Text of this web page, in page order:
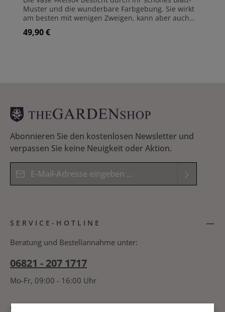
Muster und die wunderbare Farbgebung. Sie wirkt
am besten mit wenigen Zweigen, kann aber auch
'ohne' auskommen. Vase aus glasierter Keramik
Maße: (H)31 cm | ø26 cm Fuß mit Schonern zum
Regulärer Preis:
49,90 €
Abonnieren Sie den kostenlosen Newsletter und
verpassen Sie keine Neuigkeit oder Aktion.
E-Mail-Adresse*
Kenntnis genommen und die
Bitte geben Sie das Ergebnis der Gleichung in das
SERVICE-HOTLINE
Beratung und Bestellannahme unter:
06821 - 207 1717
Mo-Fr, 09:00 - 16:00 Uhr
Oder über unser